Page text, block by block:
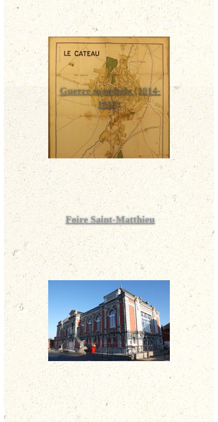
Guerre mondiale (1914-
1918)
Foire Saint-Matthieu
Théâtre municipal René
Ledieu